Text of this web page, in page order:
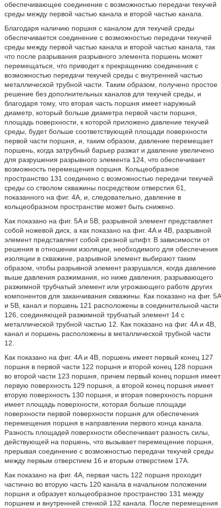
обеспечивающее соединение с возможностью передачи текучей
среды между первой частью канала и второй частью канала.
Благодаря наличию поршня с каналом для текучей среды
обеспечивается соединение с возможностью передачи текучей
среды между первой частью канала и второй частью канала, так
что после разрывания разрывного элемента поршень может
перемещаться, что приводит к прекращению соединения с
возможностью передачи текучей среды с внутренней частью
металлической трубной части. Таким образом, получено простое
решение без дополнительных каналов для текучей среды, и
благодаря тому, что вторая часть поршня имеет наружный
диаметр, который больше диаметра первой части поршня,
площадь поверхности, к которой приложено давление текучей
среды, будет больше соответствующей площади поверхности
первой части поршня, и, таким образом, давление перемещает
поршень, когда затрубный барьер разжат и давление увеличено
для разрушения разрывного элемента 124, что обеспечивает
возможность перемещения поршня. Кольцеобразное
пространство 131 соединено с возможностью передачи текучей
среды со стволом скважины посредством отверстия 61,
показанного на фиг. 4A, и, следовательно, давление в
кольцеобразном пространстве может быть снижено.
Как показано на фиг. 5A и 5B, разрывной элемент представляет
собой ножевой диск, а как показано на фиг. 4A и 4B, разрывной
элемент представляет собой срезной штифт. В зависимости от
решения в отношении изоляции, необходимого для обеспечения
изоляции в скважине, разрывной элемент выбирают таким
образом, чтобы разрывной элемент разрушался, когда давление
выше давления разжимания, но ниже давления, разрывающего
разжимной трубчатый элемент или угрожающего работе других
компонентов для заканчивания скважины. Как показано на фиг. 5A
и 5B, канал и поршень 121 расположены в соединительной части
126, соединяющей разжимной трубчатый элемент 14 с
металлической трубной частью 12. Как показано на фиг. 4A и 4B,
канал и поршень расположены в металлической трубной части
12.
Как показано на фиг. 4A и 4B, поршень имеет первый конец 127
поршня в первой части 122 поршня и второй конец 128 поршня
во второй части 123 поршня, причем первый конец поршня имеет
первую поверхность 129 поршня, а второй конец поршня имеет
вторую поверхность 130 поршня, и вторая поверхность поршня
имеет площадь поверхности, которая больше площади
поверхности первой поверхности поршня для обеспечения
перемещения поршня в направлении первого конца канала.
Разность площадей поверхности обеспечивает разность силы,
действующей на поршень, что вызывает перемещение поршня,
прерывая соединение с возможностью передачи текучей среды
между первым отверстием 16 и вторым отверстием 17A.
Как показано на фиг. 4A, первая часть 122 поршня проходит
частично во вторую часть 120 канала в начальном положении
поршня и образует кольцеобразное пространство 131 между
поршнем и внутренней стенкой 132 канала. После перемещения